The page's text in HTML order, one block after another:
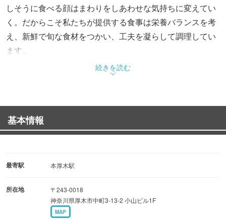
しそうに食べる顔はまわりをしあわせな気持ちに変えてい
く。だからこそ私たちが提供する食事は栄養バランスを考
え、新鮮で旬な食材をつかい、工夫を凝らして調理してい
ます。
さあ、今日の自分に。今日という日に。とびきりのおいし
続きを読む
基本情報
最寄駅 本厚木駅
所在地
〒243-0018
神奈川県厚木市中町3-13-2 小山ビル1F
MAP